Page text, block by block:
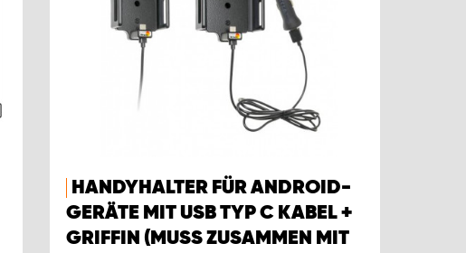
HANDYHALTER FÜR ANDROID-
GERÄTE MIT USB TYP C KABEL +
GRIFFIN (MUSS ZUSAMMEN MIT